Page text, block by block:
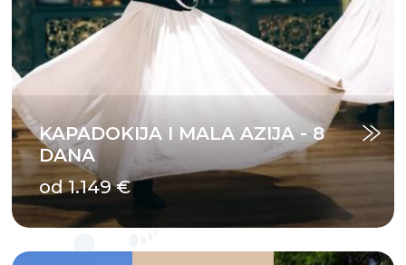
KAPADOKIJA I MALA AZIJA - 8
DANA
od 1.149 €